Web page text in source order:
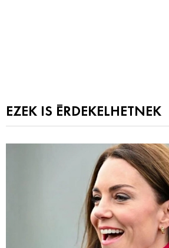
EZEK IS ÉRDEKELHETNEK